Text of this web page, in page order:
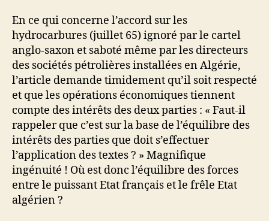
En ce qui concerne l’accord sur les
hydrocarbures (juillet 65) ignoré par le cartel
anglo-saxon et saboté même par les directeurs
des sociétés pétrolières installées en Algérie,
l’article demande timidement qu’il soit respecté
et que les opérations économiques tiennent
compte des intérêts des deux parties : « Faut-il
rappeler que c’est sur la base de l’équilibre des
intérêts des parties que doit s’effectuer
l’application des textes ? » Magnifique
ingénuité ! Où est donc l’équilibre des forces
entre le puissant Etat français et le frêle Etat
algérien ?